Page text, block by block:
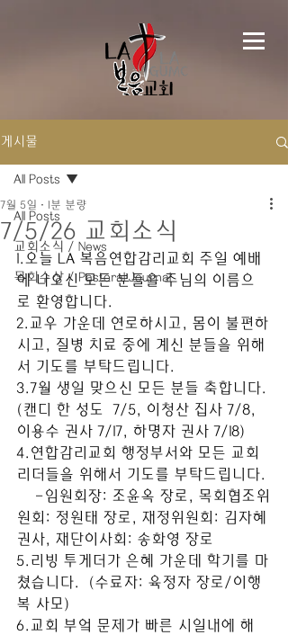
게시물
All Posts
교회소식 / News
목회수상 / Pastoral Journal
All Posts
7/5/26 교회소식
7월 5일 1분 분량
1.오늘 LA 복음연합감리교회 주일 예배
에 나오신 모든 분들을 주님의 이름으
로 환영합니다.
2.교우 가운데 연로하시고, 몸이 불편하
시고, 질병 치료 중에 계신 분들을 위해
서 기도를 부탁드립니다.
3.7월 생일 맞으신 모든 분들 축합니다.
(캔디 한 성도  7/5, 이청산 집사 7/8,
이용수 권사 7/17, 하명자 권사 7/18)
4.연합감리교회 행정부서와 모든 교회
리더들을 위해서 기도를 부탁드립니다.
-임원회장: 조윤옥 장로, 목회협조위
원회: 정원태 장로, 재정위원회: 김자혜
권사, 재단이사회: 송화영 장로
5.리빙 투게더가 은혜 가운데 학기를 마
쳤습니다.  (수료자: 육정자 장로/이행
복 사모)
6.교회 부엌 문제가 빠른 시일내에 해